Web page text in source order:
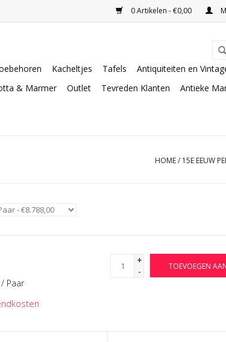
0 Artikelen - €0,00
Kacheltjes Tafels
Antiquiteiten en
& Marmer Outlet Tevreden Klanten
Antieke
HOME/ 15E EEUW
Paar
+
-
TOEVOEGEN